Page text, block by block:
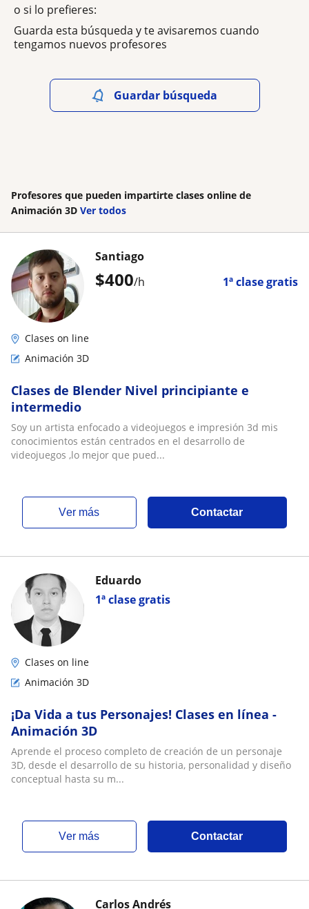
o si lo prefieres:
Guarda esta búsqueda y te avisaremos cuando
tengamos nuevos profesores
Guardar búsqueda
Profesores que pueden impartirte clases online de
Animación 3D Ver todos
$400/h 1ª clase gratis
Santiago
Clases on line
Animación 3D
Clases de Blender Nivel principiante e
intermedio
Soy un artista enfocado a videojuegos e impresión 3d mis
conocimientos están centrados en el desarrollo de
videojuegos ,lo mejor que pued...
ver más Contactar
1ª clase gratis
Eduardo
Clases on line
Animación 3D
¡Da Vida a tus Personajes! Clases en línea -
Animación 3D
Aprende el proceso completo de creación de un personaje
3D, desde el desarrollo de su historia, personalidad y diseño
conceptual hasta su m...
ver más Contactar
Carlos Andrés